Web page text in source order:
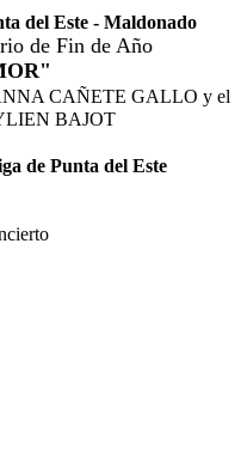
del Este - Maldonado
de Fin de Año
CAÑETE GALLO y el
BAJOT
de Punta del Este